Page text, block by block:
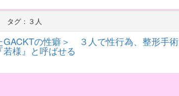
タグ：３人
GACKTの性癖＞ ３人で性行為、整形手術
様』と呼ばせる